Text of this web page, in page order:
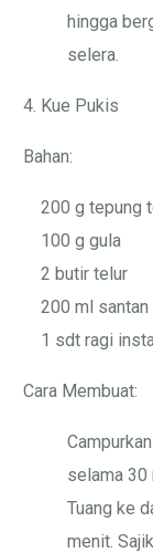
hingga
selera.
4. Kue Pukis
Bahan:
200 g tepung
100 g gula
2 butir telur
200 ml santan
1 sdt ragi
Cara Membuat:
selama 30
Tuang ke
menit.